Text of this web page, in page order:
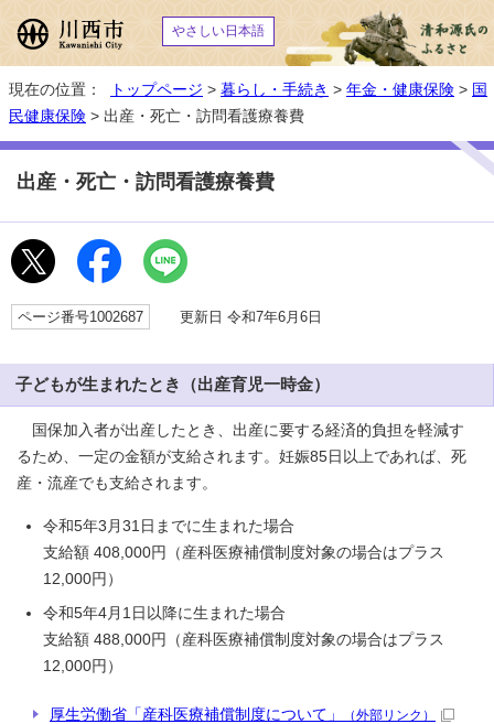
やさしい日本語
現在の位置： トップページ > 暮らし・手続き > 年金・健康保険 > 国
民健康保険 > 出産・死亡・訪問看護療養費
出産・死亡・訪問看護療養費
ページ番号1002687 更新日 令和7年6月6日
子どもが生まれたとき（出産育児一時金）
国保加入者が出産したとき、出産に要する経済的負担を軽減す
るため、一定の金額が支給されます。妊娠85日以上であれば、死
産・流産でも支給されます。
令和5年3月31日までに生まれた場合
支給額 408,000円（産科医療補償制度対象の場合はプラス
12,000円）
令和5年4月1日以降に生まれた場合
支給額 488,000円（産科医療補償制度対象の場合はプラス
12,000円）
厚生労働省「産科医療補償制度について」 （外部リンク）